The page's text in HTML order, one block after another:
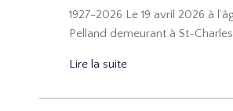
1927-2026 Le 19 avril 2026 à
Pelland demeurant à St-
Lire la suite